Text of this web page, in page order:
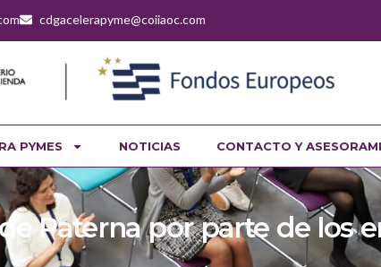
cdgacelerapyme@coiiaoc.com
PYMES NOTICIAS CONTACTO Y
Paterna por parte de los